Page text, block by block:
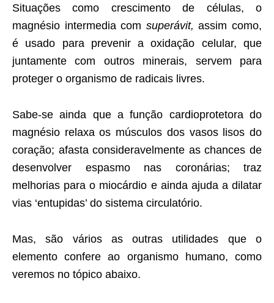
Situações como crescimento de células, o
magnésio intermedia com superávit, assim como,
é usado para prevenir a oxidação celular, que
juntamente com outros minerais, servem para
proteger o organismo de radicais livres.
Sabe-se ainda que a função cardioprotetora do
magnésio relaxa os músculos dos vasos lisos do
coração; afasta consideravelmente as chances de
desenvolver espasmo nas coronárias; traz
melhorias para o miocárdio e ainda ajuda a dilatar
vias ‘entupidas’ do sistema circulatório.
Mas, são vários as outras utilidades que o
elemento confere ao organismo humano, como
veremos no tópico abaixo.